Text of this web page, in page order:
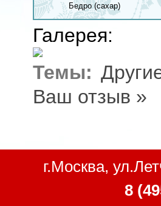
Бедро (сахар)
Галерея:
Темы:
Ваш отзыв »
г.Москва,
8